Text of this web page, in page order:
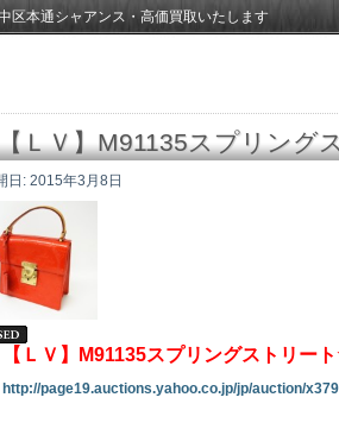
区本通シャアンス・高価買取いたします
ＬＶ】M91135スプリン
日: 2015年3月8日
【ＬＶ】M91135スプリングストリー
http://page19.auctions.yahoo.co.jp/jp/auction/